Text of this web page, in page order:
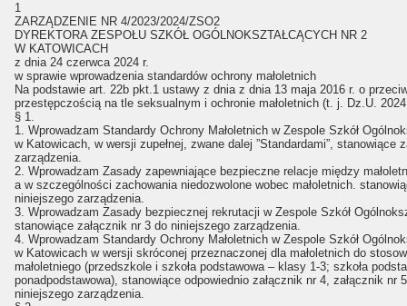
1
ZARZĄDZENIE NR 4/2023/2024/ZSO2
DYREKTORA ZESPOŁU SZKÓŁ OGÓLNOKSZTAŁCĄCYCH NR 2
W KATOWICACH
z dnia 24 czerwca 2024 r.
w sprawie wprowadzenia standardów ochrony małoletnich
Na podstawie art. 22b pkt.1 ustawy z dnia z dnia 13 maja 2016 r. o
przestępczością na tle seksualnym i ochronie małoletnich (t. j. Dz.U.
§ 1.
1. Wprowadzam Standardy Ochrony Małoletnich w Zespole Szkół
w Katowicach, w wersji zupełnej, zwane dalej ”Standardami”, stanowiące
zarządzenia.
2. Wprowadzam Zasady zapewniające bezpieczne relacje między
a w szczególności zachowania niedozwolone wobec małoletnich.
niniejszego zarządzenia.
3. Wprowadzam Zasady bezpiecznej rekrutacji w Zespole Szkół
stanowiące załącznik nr 3 do niniejszego zarządzenia.
4. Wprowadzam Standardy Ochrony Małoletnich w Zespole Szkół
w Katowicach w wersji skróconej przeznaczonej dla małoletnich do
małoletniego (przedszkole i szkoła podstawowa – klasy 1-3; szkoła
ponadpodstawowa), stanowiące odpowiednio załącznik nr 4, załącznik nr
niniejszego zarządzenia.